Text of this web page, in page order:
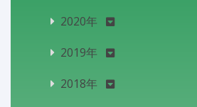
2020年
2019年
2018年